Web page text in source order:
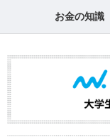
お金の知識